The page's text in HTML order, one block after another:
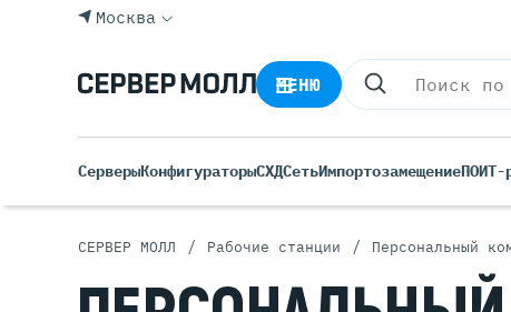
Все
Москва
МЕНЮ
СерверыКонфигураторыСХДСетьИмпортозамещениеПОИТ-
СЕРВЕР МОЛЛ / Рабочие станции / Персональный